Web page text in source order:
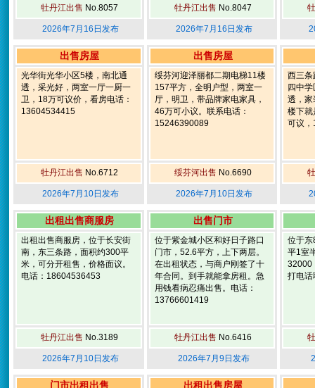
牡丹江出售 No.8057
2026年7月16日发布
牡丹江出售 No.8047
2026年7月16日发布
出售房屋
光华街光华小区5楼，南北通
透，采光好，两室一厅一厨一
卫，18万可议价，看房电话：
13604534415
牡丹江出售 No.6712
2026年7月10日发布
出售房屋
绥芬河迎泽丽都二期电梯11楼
157平方，全明户型，两室一
厅，明卫，带品牌家电家具，
46万可小议。联系电话：
15246390089
绥芬河出售 No.6690
2026年7月10日发布
西三条
四中
透，家
楼下就
可议
出租出售商服房
出租出售商服房，位于长安街
南，东三条路，面积约300平
米，可分开租售，价格面议。
电话：18604536453
牡丹江出售 No.3189
2026年7月10日发布
出售门市
位于紫金城小区和好日子路口
门市，52.6平方，上下两层。
在出租状态，与商户刚签了十
年合同。到手就能拿房租。急
用钱看病忍痛出售。电话：
13766601419
牡丹江出售 No.6416
2026年7月9日发布
位于
平1室
32000
打电
门市出租出售 出租出售房屋